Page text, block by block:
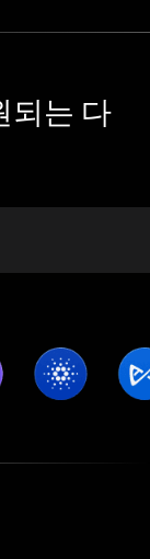
되는 다